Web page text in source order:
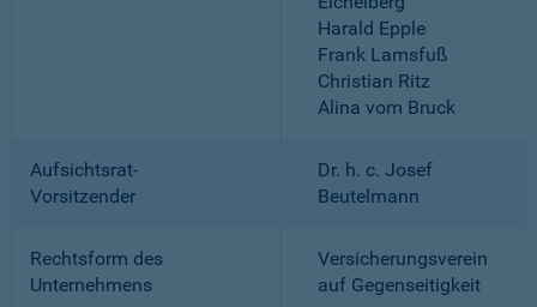
Harald Epple
Frank Lamsfuß
Christian Ritz
Alina vom Bruck
Aufsichtsrat-
Vorsitzender
Dr. h. c. Josef
Beutelmann
Rechtsform des
Unternehmens
Versicherungsverein
auf Gegenseitigkeit